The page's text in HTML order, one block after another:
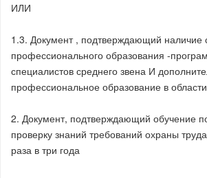
ИЛИ
1.3. Документ , подтверждающий наличие
профессионального образования -
специалистов среднего звена И
профессиональное образование в
2. Документ, подтверждающий обучение
проверку знаний требований охраны
раза в три года